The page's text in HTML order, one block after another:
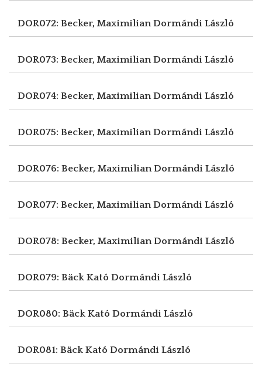
DOR072: Becker, MaximilianDormándi László
DOR073: Becker, MaximilianDormándi László
DOR074: Becker, MaximilianDormándi László
DOR075: Becker, MaximilianDormándi László
DOR076: Becker, MaximilianDormándi László
DOR077: Becker, MaximilianDormándi László
DOR078: Becker, MaximilianDormándi László
DOR079: Bäck Kató Dormándi László
DOR080: Bäck Kató Dormándi László
DOR081: Bäck Kató Dormándi László